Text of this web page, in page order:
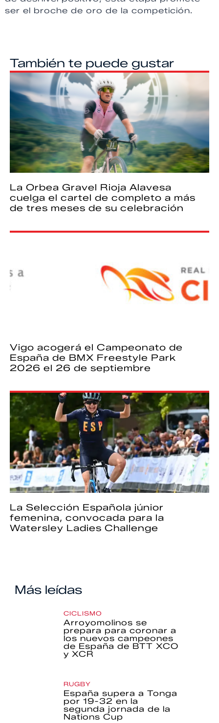
ser el broche de oro de la competición.
También te puede gustar
La Orbea Gravel Rioja Alavesa
cuelga el cartel de completo a más
de tres meses de su celebración
Vigo acogerá el Campeonato de
España de BMX Freestyle Park
2026 el 26 de septiembre
La Selección Española júnior
femenina, convocada para la
Watersley Ladies Challenge
Más leídas
CICLISMO
Arroyomolinos se
prepara para coronar a
los nuevos campeones
de España de BTT XCO
y XCR
RUGBY
España supera a Tonga
por 19-32 en la
segunda jornada de la
Nations Cup